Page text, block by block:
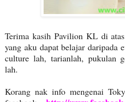
Terima kasih Pavilion KL di
yang aku dapat belajar daripada
culture lah, tarianlah, pukulan
lah.
Korang nak info mengenai